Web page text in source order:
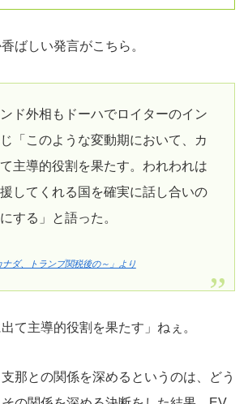
ばしい発言がこちら。
ド外相もドーハでロイターのイン
「このような変動期において、カ
主導的役割を果たす。われわれは
してくれる国を確実に話し合いの
する」と語った。
ナダ、トランプ関税後の～」より
て主導的役割を果たす」ねぇ。
那との関係を深めるというのは、どう